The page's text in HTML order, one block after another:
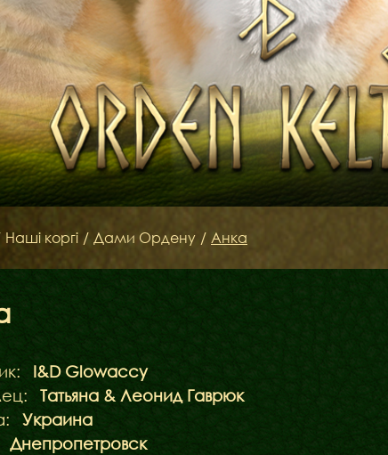
Наші коргі / Дами Ордену / Анка
I&D Glowaccy
Татьяна & Леонид Гаврюк
Украина
Днепропетровск